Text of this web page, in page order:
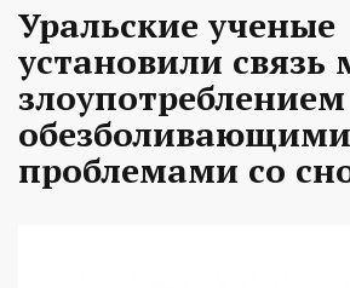
Уральские ученые
установили связь
злоупотреблением
проблемами со